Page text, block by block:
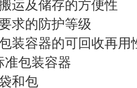
及储存的方便性
的防护等级
容器的可回收再用
包装容器
包